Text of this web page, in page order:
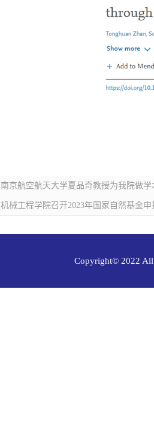
南京航空航天大学夏品奇教授为我院做学
机械工程学院召开2023年国家自然基金申
Copyright© 2022